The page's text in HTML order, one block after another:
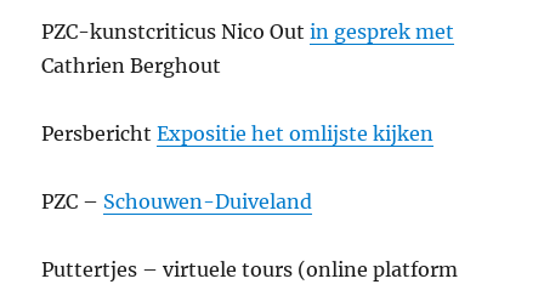
PZC-kunstcriticus Nico Outin gesprek met
Cathrien Berghout
PersberichtExpositie het omlijste kijken
PZC – Schouwen-Duiveland
Puttertjes – virtuele tours (online platform